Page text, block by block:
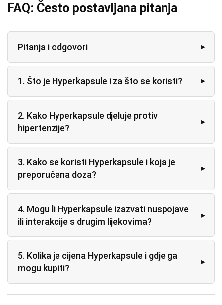
FAQ: Često postavljana pitanja
Pitanja i odgovori
1. Što je Hyperkapsule i za što se koristi?
2. Kako Hyperkapsule djeluje protiv
hipertenzije?
3. Kako se koristi Hyperkapsule i koja je
preporučena doza?
4. Mogu li Hyperkapsule izazvati nuspojave
ili interakcije s drugim lijekovima?
5. Kolika je cijena Hyperkapsule i gdje ga
mogu kupiti?